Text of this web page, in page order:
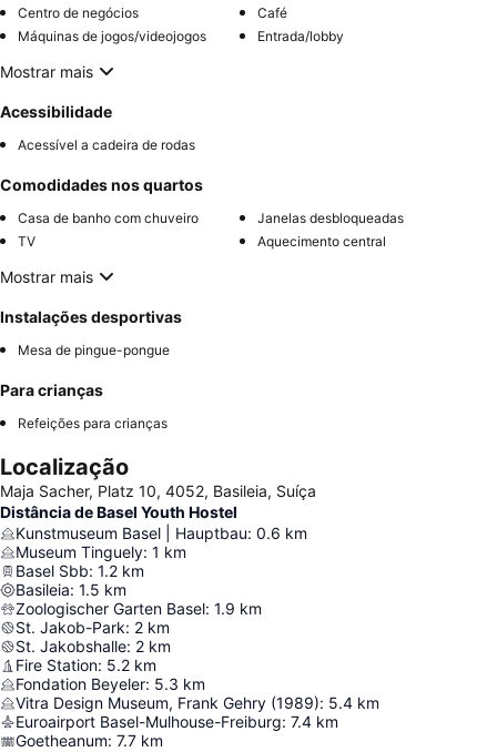
Centro de negócios
Café
Máquinas de jogos/videojogos
Entrada/lobby
Mostrar mais
Acessibilidade
Acessível a cadeira de rodas
Comodidades nos quartos
Casa de banho com chuveiro
Janelas desbloqueadas
TV
Aquecimento central
Mostrar mais
Instalações desportivas
Mesa de pingue-pongue
Para crianças
Refeições para crianças
Localização
Maja Sacher, Platz 10, 4052, Basileia, Suíça
Distância de Basel Youth Hostel
Kunstmuseum Basel | Hauptbau: 0.6 km
Museum Tinguely: 1 km
Basel Sbb: 1.2 km
Basileia: 1.5 km
Zoologischer Garten Basel: 1.9 km
St. Jakob-Park: 2 km
St. Jakobshalle: 2 km
Fire Station: 5.2 km
Fondation Beyeler: 5.3 km
Vitra Design Museum, Frank Gehry (1989): 5.4 km
Euroairport Basel-Mulhouse-Freiburg: 7.4 km
Goetheanum: 7.7 km